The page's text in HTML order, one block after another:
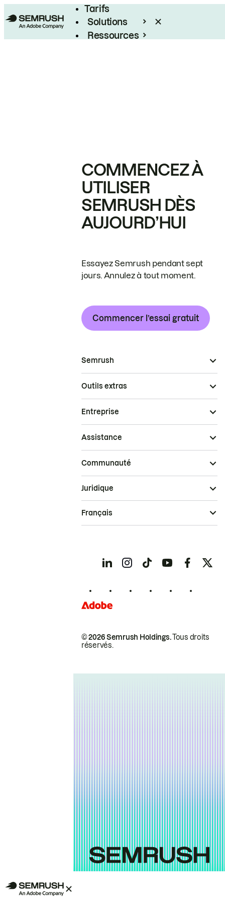
Tarifs
Solutions
Ressources
COMMENCEZ À
UTILISER
SEMRUSH DÈS
AUJOURD’HUI
Essayez Semrush pendant sept
jours. Annulez à tout moment.
Commencer l’essai gratuit
Semrush
Outils extras
Entreprise
Assistance
Communauté
© 2026 Semrush Holdings.Tous droits
réservés.
Juridique
Français